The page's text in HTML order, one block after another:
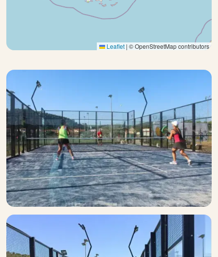
Leaflet | © OpenStreetMap contributors